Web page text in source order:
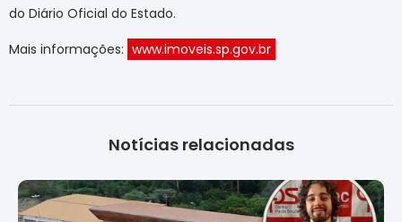
do Diário Oficial do Estado.
Mais informações: www.imoveis.sp.gov.br
Notícias relacionadas